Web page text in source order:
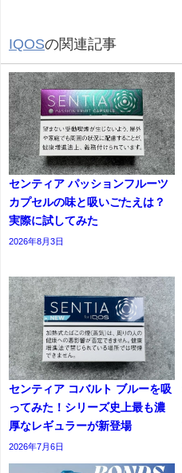
IQOSの関連記事
センティア パッションフルーツ
カプセルの味と吸いごたえは？
実際に試してみた
2026年8月3日
センティア コバルト ブルーを吸
ってみた！シリーズ史上最も濃
厚なレギュラーが新登場
2026年7月6日